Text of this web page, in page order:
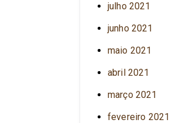
julho 2021
junho 2021
maio 2021
abril 2021
março 2021
fevereiro 2021